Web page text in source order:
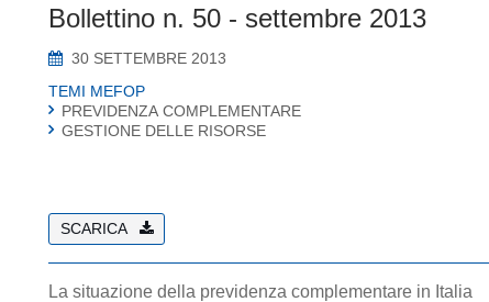
Bollettino n. 50 - settembre 2013
30 SETTEMBRE 2013
TEMI MEFOP
PREVIDENZA COMPLEMENTARE
GESTIONE DELLE RISORSE
SCARICA
La situazione della previdenza complementare in Italia